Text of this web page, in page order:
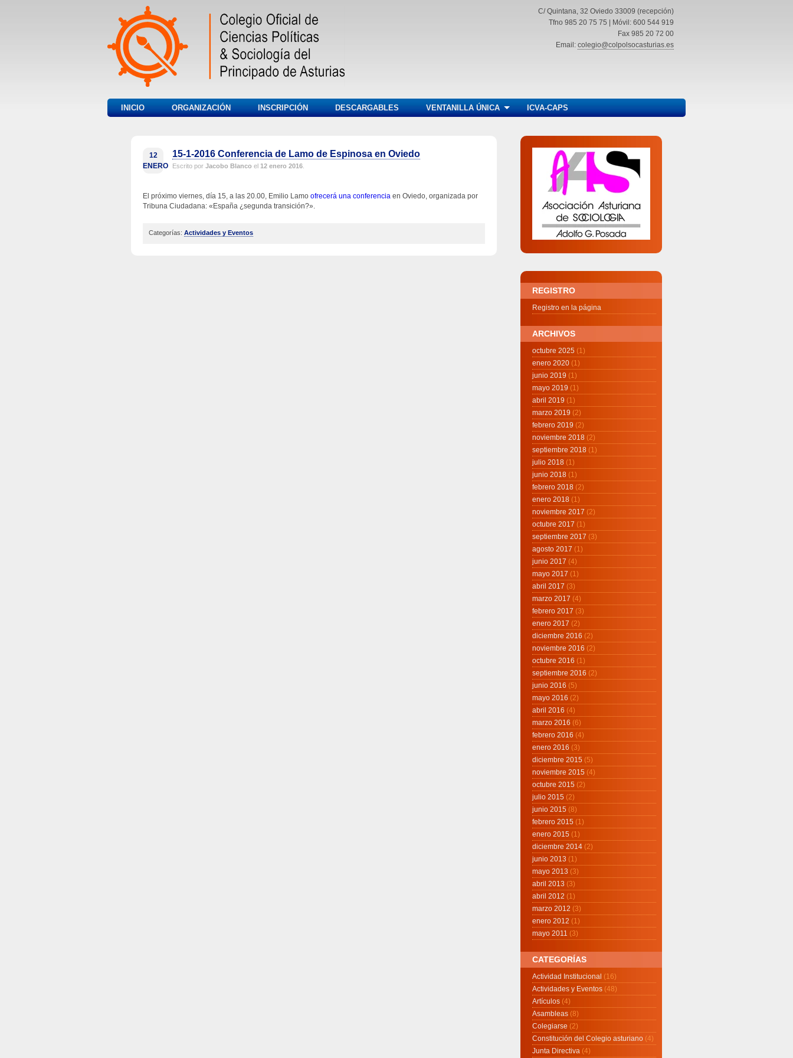
C/ Quintana, 32 Oviedo 33009 (recepción)
Tfno 985 20 75 75 | Móvil: 600 544 919
Fax 985 20 72 00
Email: colegio@colpolsocasturias.es
INICIO ORGANIZACIÓN INSCRIPCIÓN DESCARGABLES VENTANILLA ÚNICA ICVA-CAPS
12
ENERO
15-1-2016 Conferencia de Lamo de Espinosa en Oviedo
Escrito por Jacobo Blanco el 12 enero 2016
El próximo viernes, día 15, a las 20.00, Emilio Lamo ofrecerá una conferencia en Oviedo, organizada por
Tribuna Ciudadana: «España ¿segunda transición?».
Categorías: Actividades y Eventos
REGISTRO
Registro en la página
ARCHIVOS
octubre 2025 (1)
enero 2020 (1)
junio 2019 (1)
mayo 2019 (1)
abril 2019 (1)
marzo 2019 (2)
febrero 2019 (2)
noviembre 2018 (2)
septiembre 2018 (1)
julio 2018 (1)
junio 2018 (1)
febrero 2018 (2)
enero 2018 (1)
noviembre 2017 (2)
octubre 2017 (1)
septiembre 2017 (3)
agosto 2017 (1)
junio 2017 (4)
mayo 2017 (1)
abril 2017 (3)
marzo 2017 (4)
febrero 2017 (3)
enero 2017 (2)
diciembre 2016 (2)
noviembre 2016 (2)
octubre 2016 (1)
septiembre 2016 (2)
junio 2016 (5)
mayo 2016 (2)
abril 2016 (4)
marzo 2016 (6)
febrero 2016 (4)
enero 2016 (3)
diciembre 2015 (5)
noviembre 2015 (4)
octubre 2015 (2)
julio 2015 (2)
junio 2015 (8)
febrero 2015 (1)
enero 2015 (1)
diciembre 2014 (2)
junio 2013 (1)
mayo 2013 (3)
abril 2013 (3)
abril 2012 (1)
marzo 2012 (3)
enero 2012 (1)
mayo 2011 (3)
CATEGORÍAS
Actividad Institucional (16)
Actividades y Eventos (48)
Artículos (4)
Asambleas (8)
Colegiarse (2)
Constitución del Colegio asturiano (4)
Junta Directiva (4)